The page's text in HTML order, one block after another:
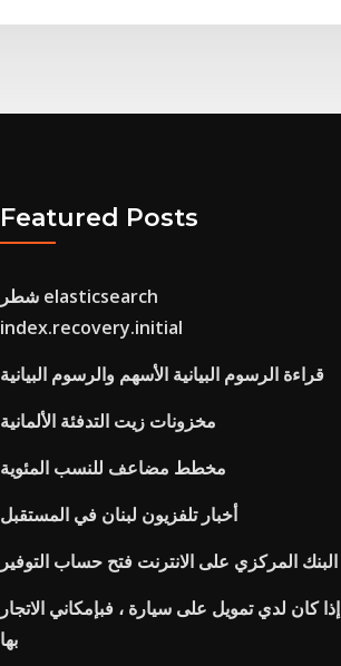
Featured Posts
شطر elasticsearch
index.recovery.initial
قراءة الرسوم البيانية الأسهم والرسوم البيانية
مخزونات زيت التدفئة الألمانية
مخطط مضاعف للنسب المئوية
أخبار تلفزيون لبنان في المستقبل
البنك المركزي على الانترنت فتح حساب التوفير
إذا كان لدي تمويل على سيارة ، فبإمكاني الاتجار
بها